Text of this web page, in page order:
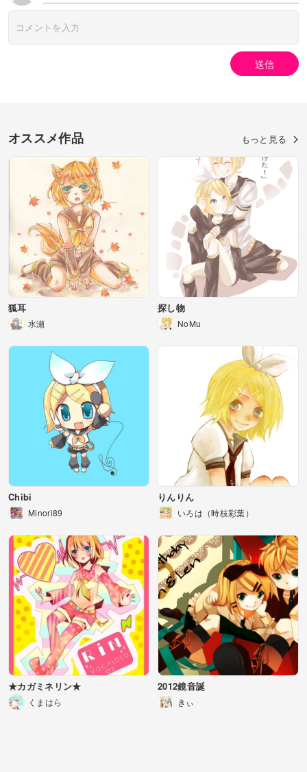
送信
オススメ作品 もっと見る
狐耳
水瀬
探し物
NoMu
Chibi
Minori89
りんりん
いろは（時枝彩葉）
★カガミネリン★
くまはら
2012鏡音誕
きぃ